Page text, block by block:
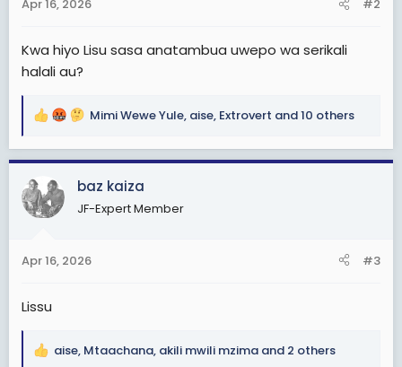
s
Apr 16, 2026 #2
Kwa hiyo Lisu sasa anatambua uwepo wa serikali
halali au?
R
a
c
t
i
s
Mimi Wewe Yule, aise, Extrovert and 10 others
baz kaiza
JF-Expert Member
Apr 16, 2026 #3
Lissu
R
aise, Mtaachana, akili mwili mzima and 2 others